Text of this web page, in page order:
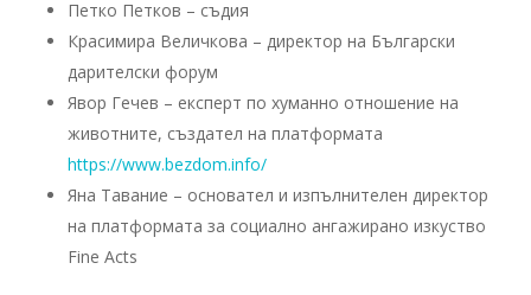
Петко Петков – съдия
Красимира Величкова – директор на Български
дарителски форум
Явор Гечев – експерт по хуманно отношение на
животните, създател на платформата
https://www.bezdom.info/
Яна Тавание – основател и изпълнителен директор
на платформата за социално ангажирано изкуство
Fine Acts